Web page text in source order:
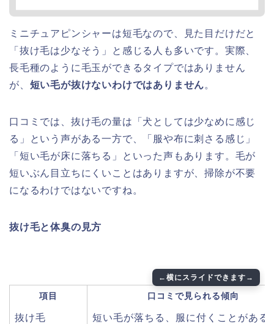
ミニチュアピンシャーは短毛なので、見た目だけだと
「抜け毛は少なそう」と感じる人も多いです。実際、
長毛種のように毛玉ができるタイプではありません
が、 短い毛が抜けないわけではありません。
口コミでは、抜け毛の量は「犬としては少なめに感じ
る」という声がある一方で、「服や布に刺さる感じ」
「短い毛が床に落ちる」といった声もあります。毛が
短いぶん目立ちにくいことはありますが、掃除が不要
になるわけではないですね。
抜け毛と体臭の見方
項目 口コミで見られる傾向
抜け毛 短い毛が落ちる、服に付くことがある